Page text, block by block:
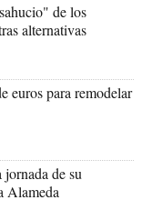
de los
alternativas
euros para remodelar
jornada de su
Alameda